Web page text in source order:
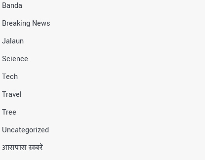
Banda
Breaking News
Jalaun
Science
Tech
Travel
Tree
Uncategorized
आसपास ख़बरें